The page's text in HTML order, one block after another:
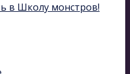
в Школу монстров!